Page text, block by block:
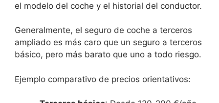
el modelo del coche y el historial del conductor.
Generalmente, el seguro de coche a terceros
ampliado es más caro que un seguro a terceros
básico, pero más barato que uno a todo riesgo.
Ejemplo comparativo de precios orientativos: